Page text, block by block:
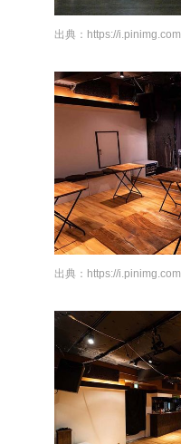
出典： https://i.pinimg.com
出典： https://i.pinimg.com